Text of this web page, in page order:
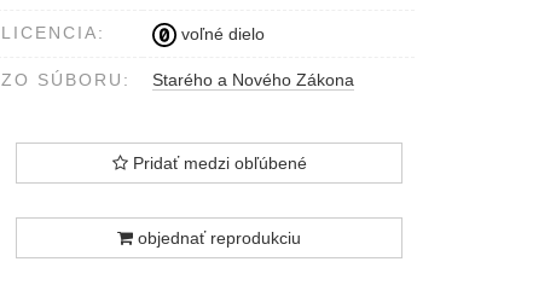
LICENCIA: voľné dielo
ZO SÚBORU: Starého a Nového Zákona
Pridať medzi obľúbené
objednať reprodukciu